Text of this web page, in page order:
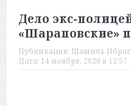
Дело экс-
«Шараповские»
Публикация: Шамиль
Дата: 14 ноября, 2020 в 12:57